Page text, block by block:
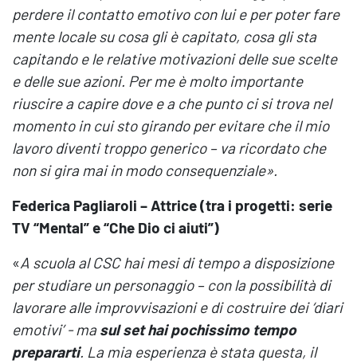
perdere il contatto emotivo con lui e per poter fare
mente locale su cosa gli è capitato, cosa gli sta
capitando e le relative motivazioni delle sue scelte
e delle sue azioni. Per me è molto importante
riuscire a capire dove e a che punto ci si trova nel
momento in cui sto girando per evitare che il mio
lavoro diventi troppo generico – va ricordato che
non si gira mai in modo consequenziale».
Federica Pagliaroli – Attrice (tra i progetti: serie
TV “Mental” e “Che Dio ci aiuti”)
«A scuola al CSC hai mesi di tempo a disposizione
per studiare un personaggio – con la possibilità di
lavorare alle improvvisazioni e di costruire dei ‘diari
emotivi’ - masul set hai pochissimo tempo
prepararti. La mia esperienza è stata questa, il